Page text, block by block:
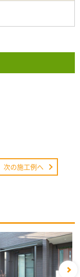
次の施工例へ